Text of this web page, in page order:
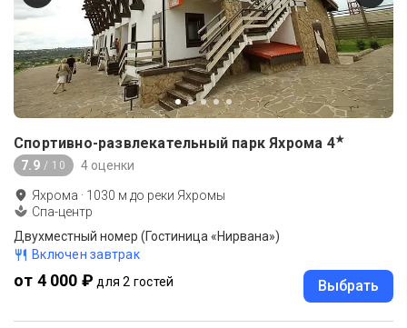
Спортивно-развлекательный парк Яхрома 4★
7.9 / 10 4 оценки
Яхрома · 1030 м до реки Яхромы
Спа-центр
Двухместный номер (Гостиница «Нирвана»)
Включен завтрак
от 4 000 ₽ для 2 гостей Выбрать